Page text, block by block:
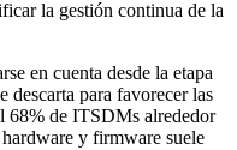
la gestión continua de la
en cuenta desde la etapa
descarta para favorecer las
68% de ITSDMs alrededor
y firmware suele